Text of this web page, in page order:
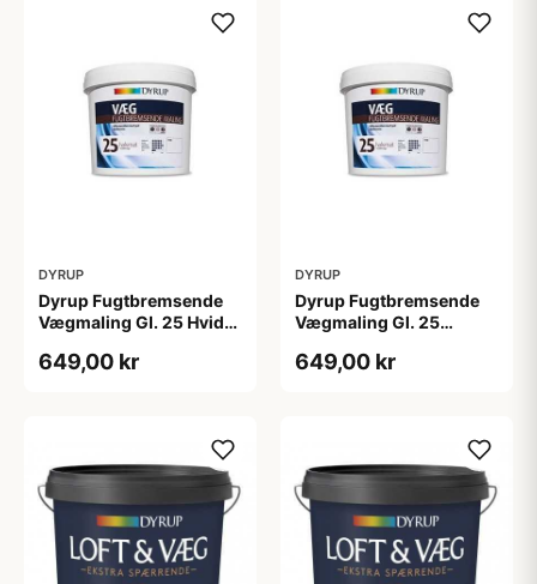
DYRUP
Dyrup Fugtbremsende
Vægmaling Gl. 25 Hvid
649,00 kr
DYRUP
Dyrup Fugtbremsende
Vægmaling Gl. 25
649,00 kr